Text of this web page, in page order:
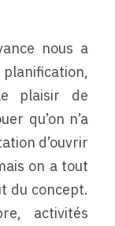
nous a
plaisir de
qu’on n’a
d’ouvrir
on a tout
du concept.
activités